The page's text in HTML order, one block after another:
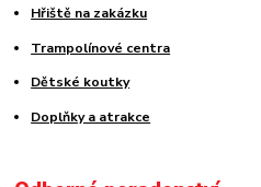
Hřiště na zakázku
Trampolínové centra
Dětské koutky
Doplňky a atrakce